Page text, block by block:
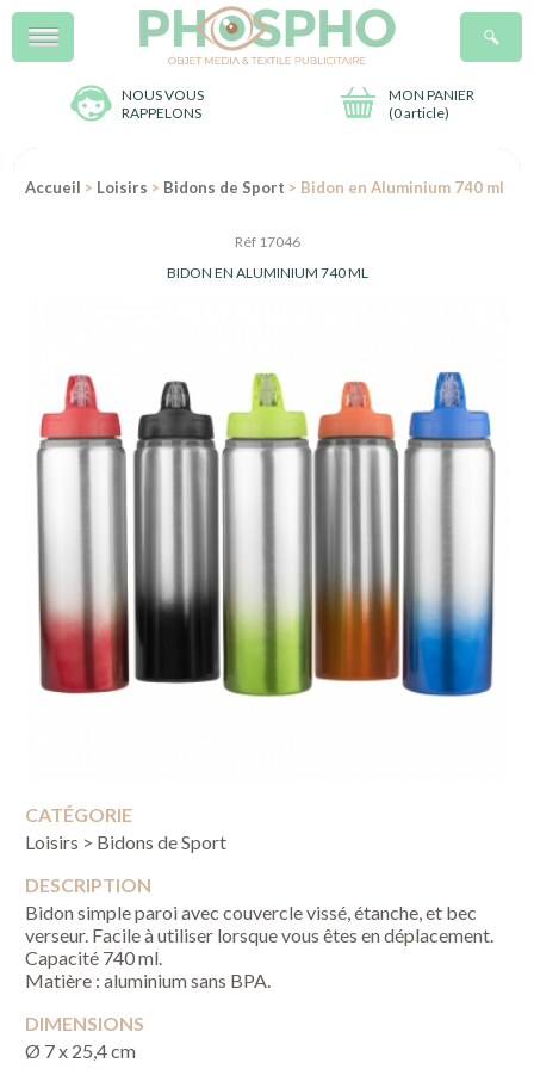
NOUS VOUS
RAPPELONS
MON PANIER
(0 article)
Menu
Accueil > Loisirs > Bidons de Sport > Bidon en Aluminium 740 ml
Réf 17046
BIDON EN ALUMINIUM 740 ML
CATÉGORIE
Loisirs > Bidons de Sport
DESCRIPTION
Bidon simple paroi avec couvercle vissé, étanche, et bec
verseur. Facile à utiliser lorsque vous êtes en déplacement.
Capacité 740 ml.
Matière : aluminium sans BPA.
DIMENSIONS
Ø 7 x 25,4 cm